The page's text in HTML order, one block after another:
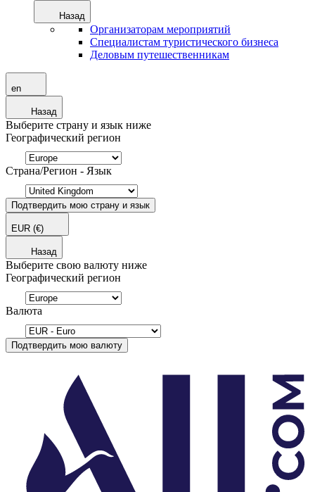
Назад
Организаторам мероприятий
Специалистам туристического бизнеса
Деловым путешественникам
en
Назад
Выберите страну и язык ниже
Географический регион
Страна/Регион - Язык
Подтвердить мою страну и язык
EUR (€)
Назад
Выберите свою валюту ниже
Географический регион
Валюта
Подтвердить мою валюту